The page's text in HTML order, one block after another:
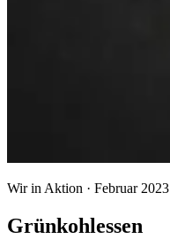
Wir in Aktion · Februar 2023
Grünkohlessen